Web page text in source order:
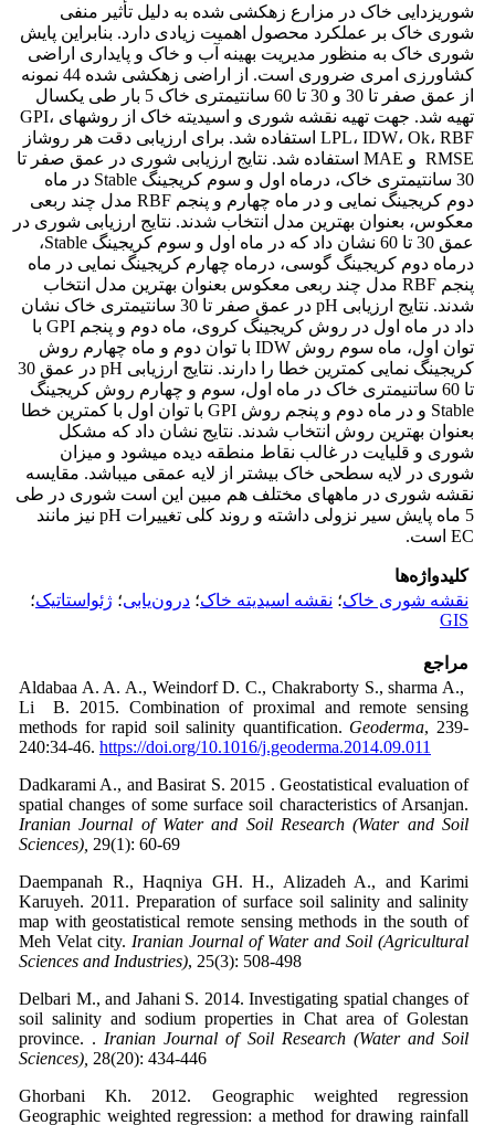
شوری­زدایی خاک در مزارع زهکشی شده به دلیل تأثیر منفی
شوری خاک بر عملکرد محصول اهمیت زیادی دارد. بنابراین پایش
شوری خاک به منظور مدیریت بهینه آب و خاک و پایداری اراضی
کشاورزی امری ضروری است. از اراضی زهکشی شده 44 نمونه
از عمق صفر تا 30 و 30 تا 60 سانتی­متری خاک 5 بار طی یکسال
تهیه شد. جهت تهیه نقشه شوری و اسیدیته خاک از روش­های GPI،
LPL، IDW، Ok، RBF استفاده شد. برای ارزیابی دقت هر روش­از
RMSE و MAE استفاده شد. نتایج ارزیابی شوری در عمق صفر تا
30 سانتیمتری خاک، درماه اول و سوم کریجینگ Stable در ماه
دوم کریجینگ نمایی و در ماه چهارم و پنجم RBF مدل چند ربعی
معکوس، بعنوان بهترین مدل انتخاب شدند. نتایج ارزیابی شوری در
عمق 30 تا 60 نشان داد که در ماه اول و سوم کریجینگ Stable،
درماه دوم کریجینگ گوسی، درماه چهارم کریجینگ نمایی در ماه
پنجم RBF مدل چند ربعی معکوس بعنوان بهترین مدل انتخاب
شدند. نتایج ارزیابی pH در عمق صفر تا 30 سانتی­متری خاک نشان
داد در ماه اول در روش کریجینگ کروی، ماه دوم و پنجم GPI با
توان اول، ماه سوم روش IDW با توان دوم و ماه چهارم روش
کریجینگ نمایی کمترین خطا را دارند. نتایج ارزیابی pH در عمق 30
تا 60 ساتنی­متری خاک در ماه اول، سوم و چهارم روش کریجینگ
Stable و در ماه دوم و پنجم روش GPI با توان اول با کمترین خطا
بعنوان بهترین روش انتخاب شدند. نتایج نشان داد که مشکل
شوری و قلیایت در غالب نقاط منطقه دیده می­شود و میزان
شوری در لایه سطحی خاک بیشتر از لایه عمقی می­باشد. مقایسه
نقشه شوری در ماه­های مختلف هم مبین این است شوری در طی
5 ماه پایش سیر نزولی داشته و روند کلی تغییرات pH نیز مانند
EC است.
کلیدواژه‌ها
نقشه شوری خاک؛ نقشه اسیدیته خاک؛ درون‌یابی؛ ژئواستاتیک؛
GIS
مراجع
Aldabaa A. A. A., Weindorf D. C., Chakraborty S., sharma A.,
Li B. 2015. Combination of proximal and remote sensing
methods for rapid soil salinity quantification. Geoderma, 239-
240:34-46. https://doi.org/10.1016/j.geoderma.2014.09.011
Dadkarami A., and Basirat S. 2015 . Geostatistical evaluation of
spatial changes of some surface soil characteristics of Arsanjan.
Iranian Journal of Water and Soil Research (Water and Soil
Sciences), 29(1): 60-69
Daempanah R., Haqniya GH. H., Alizadeh A., and Karimi
Karuyeh. 2011. Preparation of surface soil salinity and salinity
map with geostatistical remote sensing methods in the south of
Meh Velat city. Iranian Journal ofWater and Soil (Agricultural
Sciences and Industries), 25(3): 508-498
Delbari M., and Jahani S. 2014. Investigating spatial changes of
soil salinity and sodium properties in Chat area of Golestan
province. . Iranian Journal of Soil Research (Water and Soil
Sciences), 28(20): 434-446
Ghorbani Kh. 2012. Geographic weighted regression
Geographic weighted regression: a method for drawing rainfall